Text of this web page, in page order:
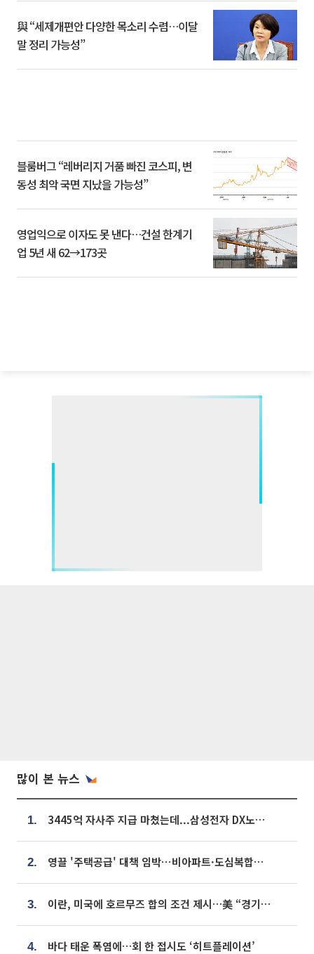
與 “세제개편안 다양한 목소리 수렴…이달
말 정리 가능성”
블룸버그 “레버리지 거품 빠진 코스피, 변
동성 최악 국면 지났을 가능성”
영업익으로 이자도 못 낸다…건설 한계기
업 5년 새 62→173곳
많이 본 뉴스
1. 3445억 자사주 지급 마쳤는데...삼성전자 DX노조, 뒤늦은 '떼쓰기 집회'
2. 영끌 '주택공급' 대책 임박⋯비아파트·도심복합까지 총동원
3. 이란, 미국에 호르무즈 합의 조건 제시…美 “경기 아직 안 끝나” [종합]
4. 바다 태운 폭염에…회 한 접시도 ‘히트플레이션’